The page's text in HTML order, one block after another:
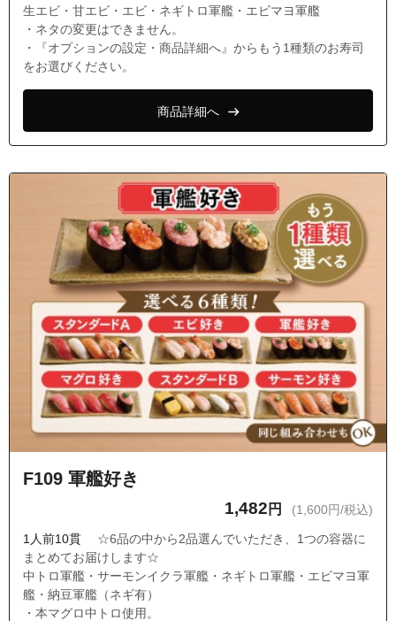
生エビ・甘エビ・エビ・ネギトロ軍艦・エビマヨ軍艦
・ネタの変更はできません。
・『オプションの設定・商品詳細へ』からもう1種類のお寿司
をお選びください。
商品詳細へ
F109 軍艦好き
1,482 円 (1,600円/税込)
1人前10貫
☆6品の中から2品選んでいただき、1つの容器に
まとめてお届けします☆
中トロ軍艦・サーモンイクラ軍艦・ネギトロ軍艦・エビマヨ軍
艦・納豆軍艦（ネギ有）
・本マグロ中トロ使用。